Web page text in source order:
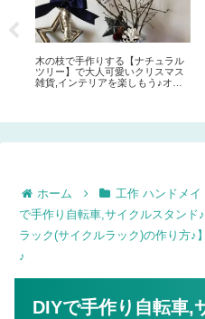
木の枝で手作りする【ナチュラル
ツリー】で大人可愛いクリスマス
雑貨,インテリアを楽しもう♪オー
ホーム 工作 ハンドメイ
で手作り自転車,サイクルスタン
ラック(サイクルラック)の作り方♪
♪
DIYで手作り自転車